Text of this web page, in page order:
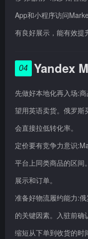
App和小程序访问
有良好展示，能有效提
04 Yandex
先做好本地化再入场:
望用英语卖货。俄罗斯
会直接拉低转化率。
定价要有竞争力意识
平台上同类商品的区间
展示和订单。
准备好物流履约能力:
的关键因素。入驻前
缩短从下单到收货的时